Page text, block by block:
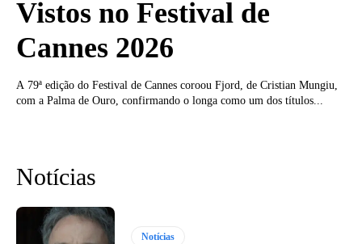
Vistos no Festival de
Cannes 2026
A 79ª edição do Festival de Cannes coroou Fjord, de Cristian Mungiu,
com a Palma de Ouro, confirmando o longa como um dos títulos...
Notícias
Notícias